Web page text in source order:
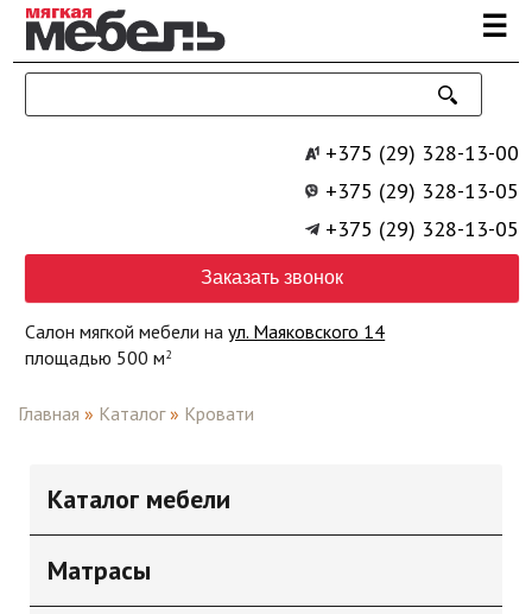
Перейти к основному содержанию ☰
+375 (29) 328-13-00
+375 (29) 328-13-05
+375 (29) 328-13-05
Заказать звонок
Салон мягкой мебели наул. Маяковского 14
площадью 500 м2
Главная » Каталог » Кровати
Каталог мебели
Матрасы